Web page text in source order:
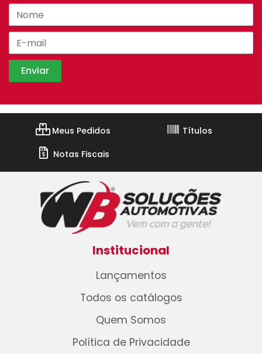
Meus Pedidos
Títulos
Notas Fiscais
Institucional
Lançamentos
Todos os catálogos
Quem Somos
Política de Privacidade